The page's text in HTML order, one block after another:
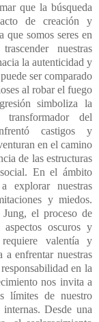
que la búsqueda
de creación y
que somos seres en
nuestras
la autenticidad y
ser comparado
al robar el fuego
simboliza la
del
castigos y
en el camino
de las estructuras
En el ámbito
explorar nuestras
y miedos.
el proceso de
oscuros y
valentía y
a enfrentar nuestras
en la
nos invita a
límites de nuestro
Desde una